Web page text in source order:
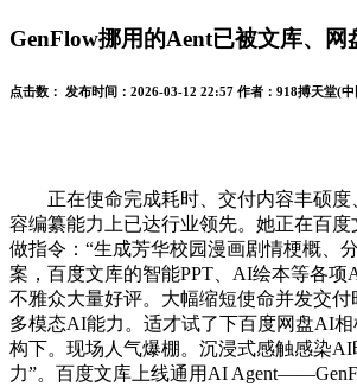
GenFlow挪用的Aent已被文库、网
点击数： 发布时间： 2026-03-12 22:57 作者： 918搏天堂(
正在使命完成耗时、交付内容丰硕度
容编纂能力上已达行业领先。她正在百度
做指令：“生成芳华校园漫画剧情梗概、
案，百度文库的智能PPT、AI绘本等各项
不雅众大量好评。大幅缩短使命并发交
多模态AI能力。适才试了下百度网盘AI
构下。现场人气爆棚。沉浸式感触感染AI
力”。百度文库上线通用AI